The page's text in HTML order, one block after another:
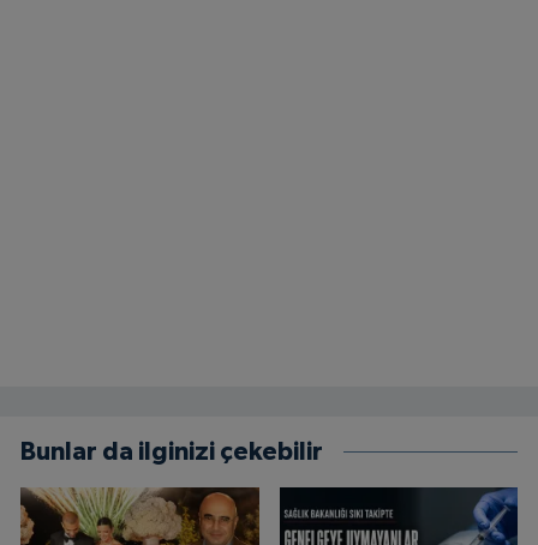
Bunlar da ilginizi çekebilir